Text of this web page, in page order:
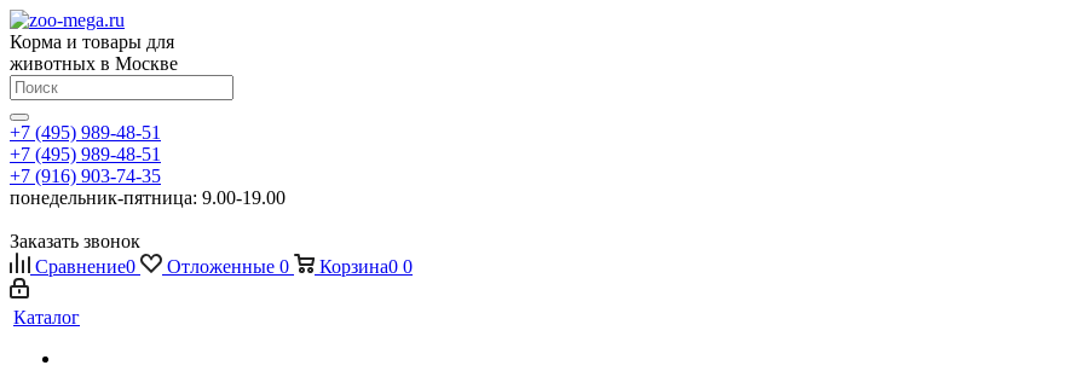
Корма и товары для
животных в Москве
+7 (495) 989-48-51
+7 (495) 989-48-51
+7 (916) 903-74-35
понедельник-пятница: 9.00-19.00
Заказать звонок
Сравнение0 Отложенные 0 Корзина0 0
Каталог